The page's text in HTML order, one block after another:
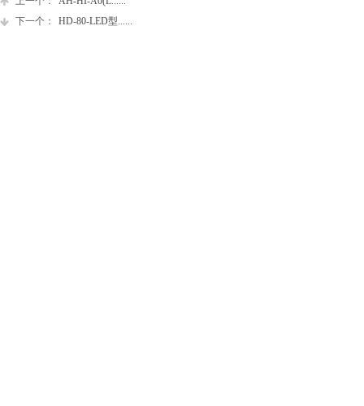
下一个：
HD-80-LED型......